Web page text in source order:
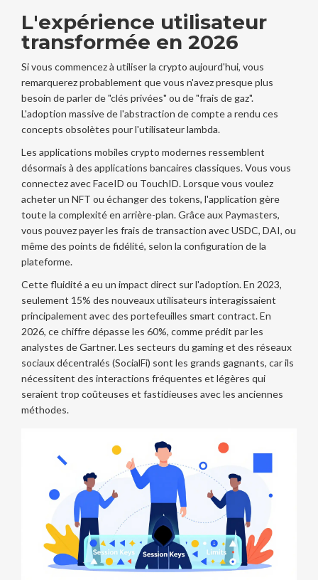
L'expérience utilisateur
transformée en 2026
Si vous commencez à utiliser la crypto aujourd'hui, vous
remarquerez probablement que vous n'avez presque plus
besoin de parler de "clés privées" ou de "frais de gaz".
L'adoption massive de l'abstraction de compte a rendu ces
concepts obsolètes pour l'utilisateur lambda.
Les applications mobiles crypto modernes ressemblent
désormais à des applications bancaires classiques. Vous vous
connectez avec FaceID ou TouchID. Lorsque vous voulez
acheter un NFT ou échanger des tokens, l'application gère
toute la complexité en arrière-plan. Grâce aux Paymasters,
vous pouvez payer les frais de transaction avec USDC, DAI, ou
même des points de fidélité, selon la configuration de la
plateforme.
Cette fluidité a eu un impact direct sur l'adoption. En 2023,
seulement 15% des nouveaux utilisateurs interagissaient
principalement avec des portefeuilles smart contract. En
2026, ce chiffre dépasse les 60%, comme prédit par les
analystes de Gartner. Les secteurs du gaming et des réseaux
sociaux décentralés (SocialFi) sont les grands gagnants, car ils
nécessitent des interactions fréquentes et légères qui
seraient trop coûteuses et fastidieuses avec les anciennes
méthodes.